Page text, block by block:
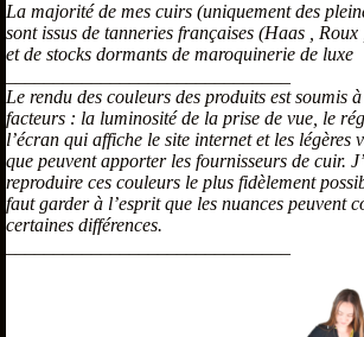
La majorité de mes cuirs (uniquement des
sont issus de tanneries françaises (Haas ,
et de stocks dormants de maroquinerie de luxe
Le rendu des couleurs des produits est soumis
facteurs : la luminosité de la prise de vue, le
l’écran qui affiche le site internet et les légères
que peuvent apporter les fournisseurs de cuir.
reproduire ces couleurs le plus fidèlement
faut garder à l’esprit que les nuances peuvent
certaines différences.